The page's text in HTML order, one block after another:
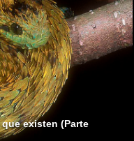
existen (Parte